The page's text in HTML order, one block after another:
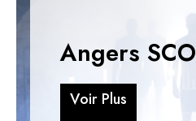
Angers SCO
Voir Plus
Voir Plus